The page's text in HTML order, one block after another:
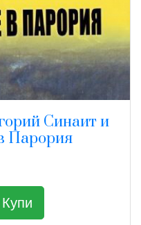
Синаит и
Парория